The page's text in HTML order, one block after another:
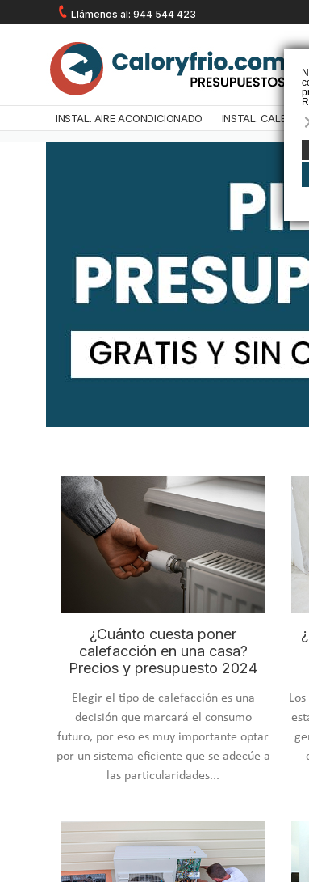
Llámenos al: 944 544 423
INSTAL. AIRE ACONDICIONADO INSTAL.
¿Cuánto cuesta poner
calefacción en una casa?
Precios y presupuesto 2024
Elegir el tipo de calefacción es una
decisión que marcará el consumo
futuro, por eso es muy importante optar
por un sistema eficiente que se adecúe a
las particularidades...